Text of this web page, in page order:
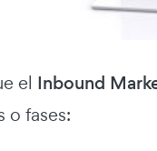
el Inbound
o fases: